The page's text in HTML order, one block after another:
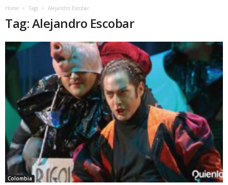
Home Tags Alejandro Escobar
Tag: Alejandro Escobar
Colombia